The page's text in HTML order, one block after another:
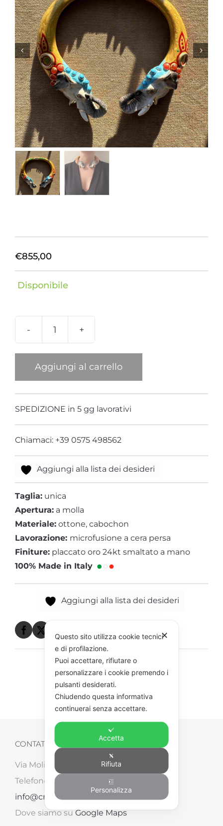
Orecchini
Cinture
A.B.
Home
Collezioni
Home
€855,00
Disponibile
Collana
quantità
Aggiungi al carrello
SPEDIZIONE in 5 gg lavorativi
Chiamaci: +39 0575 498562
Aggiungi alla lista dei desideri
Taglia: unica
Apertura: a molla
Materiale: ottone, cabochon
Lavorazione: microfusione a cera persa
Finiture: placcato oro 24kt smaltato a mano
100% Made in Italy
Aggiungi alla lista dei desideri
CONTATTI
Via Molinara, 87/B – 52041 Tegoleto (AR)
Telefono: +39 0575 498562 – Email:
info@creart2.com
Dove siamo suGoogle Maps
✕
Questo sito utilizza cookie tecnici
e di profilazione.
Puoi accettare, rifiutare o
personalizzare i cookie premendo i
pulsanti desiderati.
Chiudendo questa informativa
continuerai senza accettare.
Accetta
Rifiuta
Personalizza